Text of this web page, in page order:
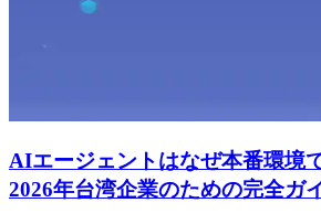
AIエージェントはなぜ本番環境
2026年台湾企業のための完全ガ